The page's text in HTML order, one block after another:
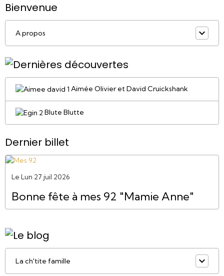
Bienvenue
A propos
Aimée Olivier et David Cruickshank
Blute Blutte
Dernier billet
Le Lun 27 juil 2026
Bonne fête à mes 92 "Mamie Anne"
La ch'tite famille